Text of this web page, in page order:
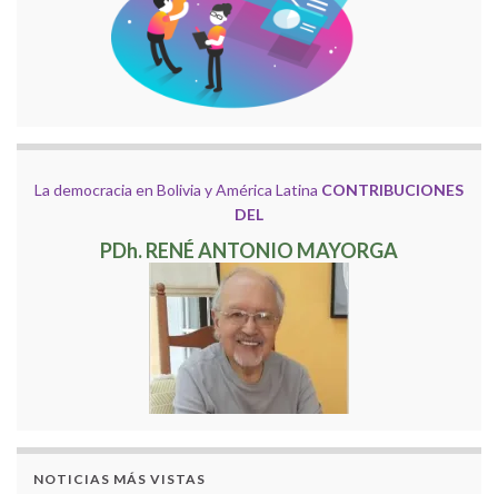
La democracia en Bolivia y América Latina CONTRIBUCIONES
DEL
PDh. RENÉ ANTONIO MAYORGA
NOTICIAS MÁS VISTAS